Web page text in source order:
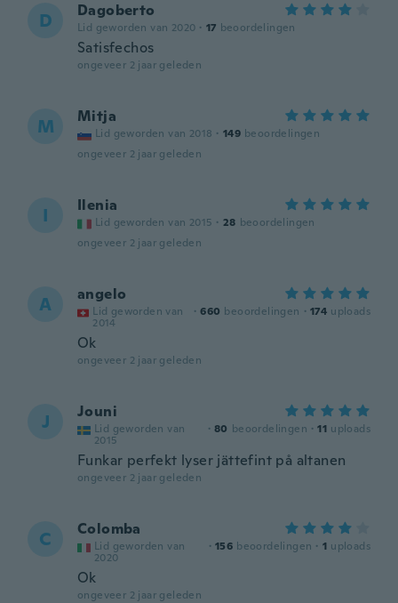
D Dagoberto
Lid geworden van 2020 · 17 beoordelingen
Satisfechos
ongeveer 2 jaar geleden
M Mitja
Lid geworden van 2018 · 149 beoordelingen
ongeveer 2 jaar geleden
I Ilenia
Lid geworden van 2015 · 28 beoordelingen
ongeveer 2 jaar geleden
A angelo
Lid geworden van
2014
· 660 beoordelingen · 174 uploads
Ok
ongeveer 2 jaar geleden
J Jouni
Lid geworden van
2015
· 80 beoordelingen · 11 uploads
Funkar perfekt lyser jättefint på altanen
ongeveer 2 jaar geleden
C Colomba
Lid geworden van
2020
· 156 beoordelingen · 1 uploads
Ok
ongeveer 2 jaar geleden